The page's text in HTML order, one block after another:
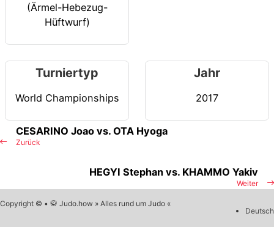
(Ärmel-Hebezug-
Hüftwurf)
Turniertyp
World Championships
Jahr
2017
Zurück
CESARINO Joao vs. OTA Hyoga
Weiter
HEGYI Stephan vs. KHAMMO Yakiv
Copyright © • 🥋 Judo.how » Alles rund um Judo «
Deutsch